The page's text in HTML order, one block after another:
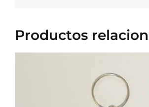
Productos